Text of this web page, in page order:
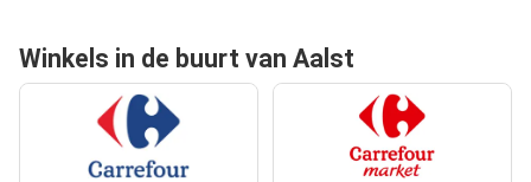
Winkels in de buurt van Aalst